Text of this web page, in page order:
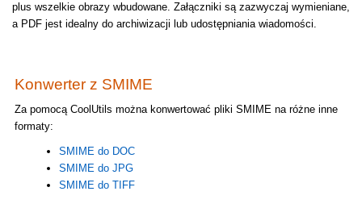
plus wszelkie obrazy wbudowane. Załączniki są zazwyczaj wymieniane,
a PDF jest idealny do archiwizacji lub udostępniania wiadomości.
Konwerter z SMIME
Za pomocą CoolUtils można konwertować pliki SMIME na różne inne
formaty:
SMIME do DOC
SMIME do JPG
SMIME do TIFF